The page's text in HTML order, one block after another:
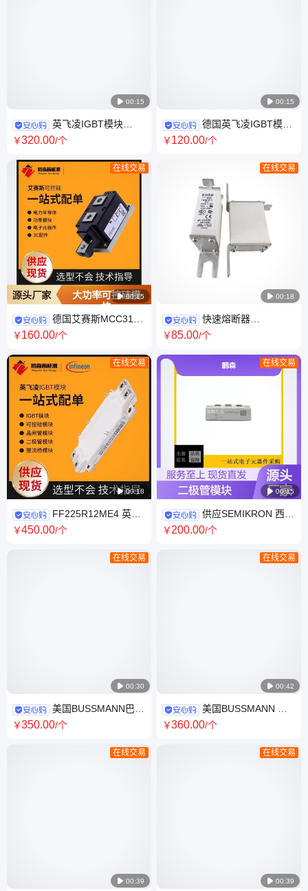
 00:15
英飞凌IGBT模块
FF300R12KS4 FF100R12KS4
￥320.00/个
 00:15
在线交易
德国艾赛斯MCC312-
16IO1 MCD312-16IO1可控硅
￥160.00/个
 00:18
在线交易
FF225R12ME4 英飞
凌 IGBT模块 可控硅模块
￥450.00/个
 00:30
在线交易
美国BUSSMANN巴斯
曼170F8233直流快恢复熔断器
￥350.00/个
 00:39
在线交易
 00:15
德国英飞凌IGBT模块
FF150R12RT4 全新原装，
￥120.00/个
 00:18
在线交易
快速熔断器
170M1413 170M1414
170M1417 170M1418
￥85.00/个
 00:15
在线交易
供应SEMIKRON 西门
康SKKD105F12 SKKD105F10
￥200.00/个
 00:42
在线交易
美国BUSSMANN 巴
斯曼 熔断器170M8636
￥360.00/个
 00:39
在线交易